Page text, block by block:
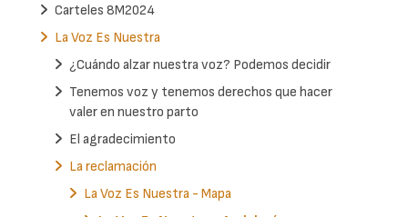
Carteles 8M2024
La Voz Es Nuestra
¿Cuándo alzar nuestra voz? Podemos decidir
Tenemos voz y tenemos derechos que hacer
valer en nuestro parto
El agradecimiento
La reclamación
La Voz Es Nuestra - Mapa